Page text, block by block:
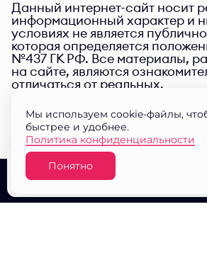
Данный интернет-сайт носит
информационный характер и
условиях не является
которая определяется
№437 ГК РФ. Все материалы,
на сайте, являются
отличаться от реальных.
О проекте Выбор квартир
Мы используем cookie-файлы,
быстрее и удобнее.
Политика конфиденциальности
Понятно